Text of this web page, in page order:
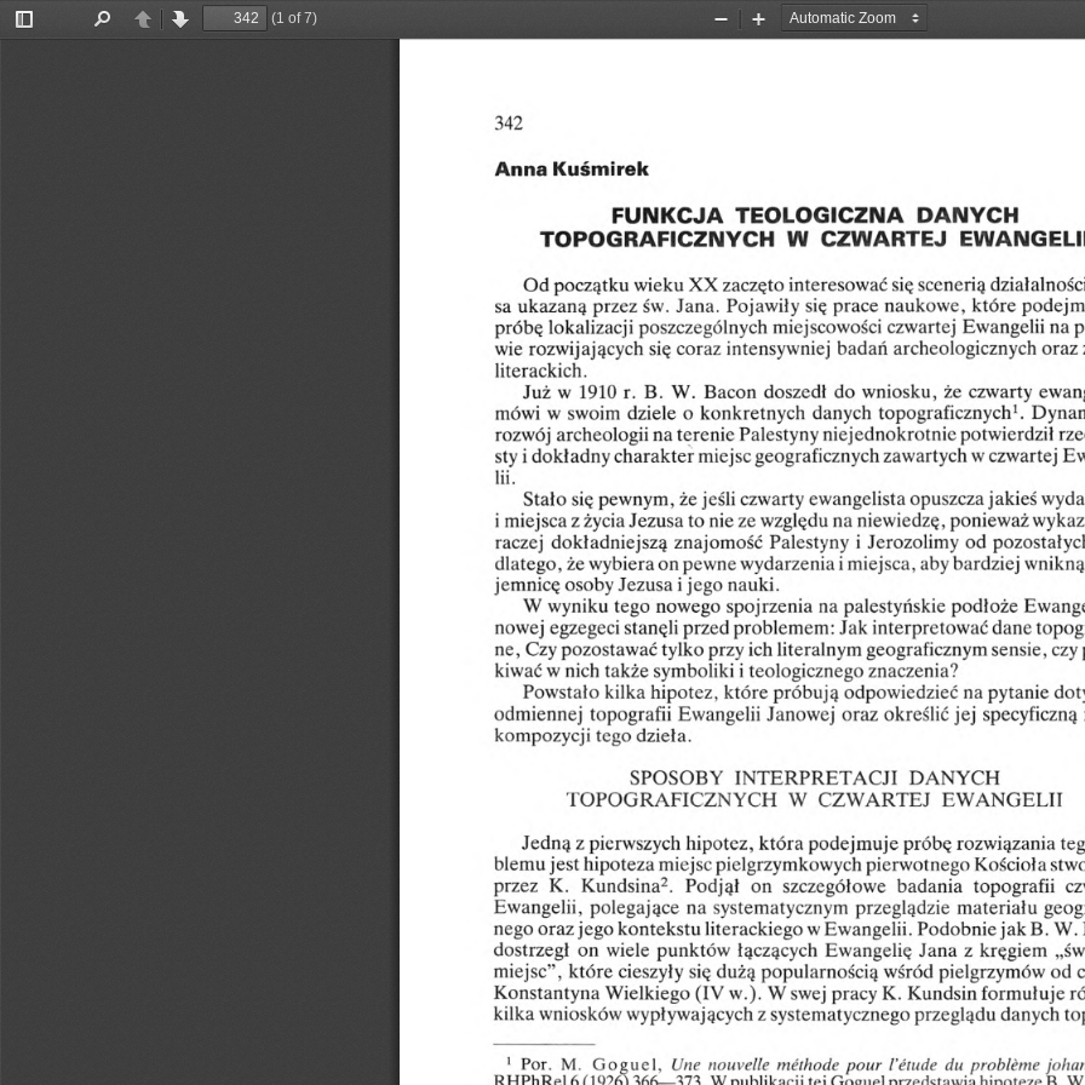
Toggle
PreviousNext
(1 of 7)
Zoom
Zoom
342
Anna Kuśmirek
FUNKCJA TEOLOGICZNA DANYCH
TOPOGRAFICZNYCH W CZWARTEJ
Od początku wieku XX zaczęto interesować się scenerią
sa ukazaną przez św. Jana. Pojawiły się prace naukowe, które
próbę lokalizacji poszczególnych miejscowości czwartej Ewangelii na
wie rozwijających się coraz intensywniej badań archeologicznych oraz
literackich.
Już w 1910 r. B. W. Bacon doszedł do wniosku, że czwarty
mówi w swoim dziele o konkretnych danych topograficznych1.
rozwój archeologii natereniePalestynyniejednokrotniepotwierdził
sty i dokładnycharaktermiejsc geograficznychzawartych wczwartej
lii.
Stało się pewnym, że jeśli czwarty ewangelistaopuszcza jakieś
i miejsca zżyciaJezusa to nieze względu na niewiedzę, ponieważ
raczej dokładniejszą znajomość Palestyny i Jerozolimy od
dlatego, żewybieraonpewnewydarzenia i miejsca, abybardziej
jemnicę osoby Jezusa i jego nauki.
W wyniku tego nowego spojrzenia na palestyńskie podłoże
nowej egzegeci stanęli przed problemem: Jakinterpretowaćdane
ne, Czypozostawaćtylko przy ich literalnym geograficznym sensie, czy
kiwaćwnich także symboliki i teologicznego znaczenia?
Powstało kilka hipotez, które próbują odpowiedzieć na pytanie
odmiennej topografii Ewangelii Janowej oraz określić jej specyficzną
kompozycji tego dzieła.
SPOSOBY INTERPRETACJI DANYCH
TOPOGRAFICZNYCH W CZWARTEJ EWANGELII
Jedną zpierwszych hipotez, która podejmuje próbę rozwiązania
blemu jest hipotezamiejscpielgrzymkowych pierwotnegoKościoła
przez K. Kundsina2. Podjął on szczegółowe badania topografii
Ewangelii, polegające na systematycznym przeglądzie materiału
nego oraz jego kontekstuliterackiegowEwangelii. Podobniejak B. W.
dostrzegł on wiele punktów łączących Ewangelię Jana z kręgiem
miejsc”, które cieszyły się dużą popularnością wśród pielgrzymów od
Konstantyna Wielkiego (IV w.). Wswej pracy K. Kundsin formułuje
kilka wnioskówwypływających zsystematycznego przeglądu danych
1 Por. M. Goeuel, Une nouvelle méthode pour l’étude du problème